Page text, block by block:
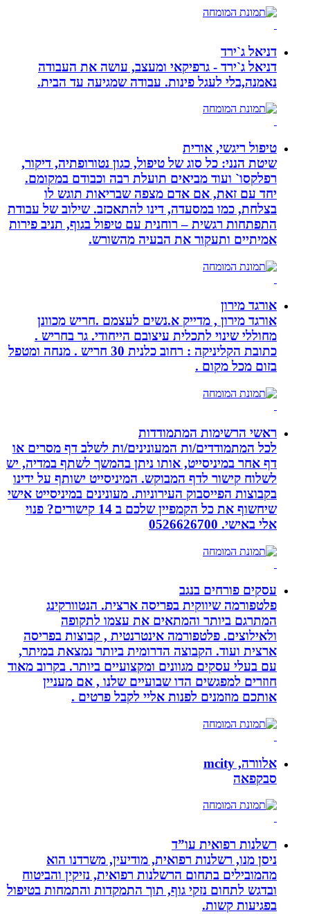
דניאל ג`ירד
דניאל ג`ירד - גרפיקאי ומעצב, עושה את העבודה
נאמנה,בלי לעגל פינות. עבודה שמגיעה עד הבית.
טיפול ריגשי, אורית
שיטת הנני: כל סוג של טיפול, כגון נטורופתיה, דיקור,
רפלקסו` ועוד מביאים תועלת רבה וכבודם במקומם.
יחד עם זאת, אם אדם מצפה שבריאות תוגש לו
בצלחת, כמו במסעדה, דינו להתאכזב. שילוב של עבודת
התפתחות רגשית – רוחנית עם טיפול בגוף, תניב פירות
אמיתיים ותעקור את הבעיה מהשורש.
אורגד מירון
אורגד מירון , מדייק א.נשים לעצמם .חריש מכוונן
מחוללי שינוי לתכלית עיצובם הייחודי. גר בחריש .
כתובת הקליניקה : רחוב כלנית 30 חריש . מנחה ומטפל
בזום מכל מקום .
ראשי הרשימות המתמודדות
לכל המתמודדים/ות המעונינים/ות לשלב דף מסרים או
דף אחר במיניסייט, אותו ניתן בהמשך לשתף במדיה, יש
לשלוח קישור לדף המבוקש. המיניסייט ישותף על ידינו
בקבוצות הפייסבוק העירוניות. מעונינים במיניסייט אישי
שיחשוף את כל הקמפיין שלכם ב 14 קישורים? פנוי
אלי באישי. 0526626700
עסקים פורחים בנגב
פלטפורמה שיווקית בפריסה ארצית. הנטוורקינג
המתרגם ביותר והמתאים את עצמו לתקופה
ולאילוצים. פלטפורמה אינטרנטית , קבוצות בפריסה
ארצית ועוד. הקבוצה הדרומית ביותר נמצאת במיתר,
עם בעלי עסקים מגוונים ומקצועיים ביותר. בקרוב מאוד
חוזרים למפגשים הדו שבועיים שלנו , אם מעניין
אותכם מוזמנים לפנות אליי לקבל פרטים .
אלוורה, mcity
סבקפאה
רשלנות רפואית עו”ד
ניסן מנו, רשלנות רפואית, מודיעין, משרדנו הוא
מהמובילים בתחום הרשלנות רפואית, נזיקין והביטוח
ובדגש לתחום נזקי גוף, תוך התמקדות והתמחות בטיפול
בפגיעות קשות.